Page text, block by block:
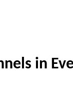
in